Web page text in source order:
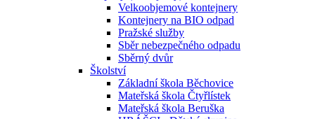
Velkoobjemové kontejnery
Kontejnery na BIO odpad
Pražské služby
Sběr nebezpečného odpadu
Sběrný dvůr
Školství
Základní škola Běchovice
Mateřská škola Čtyřlístek
Mateřská škola Beruška